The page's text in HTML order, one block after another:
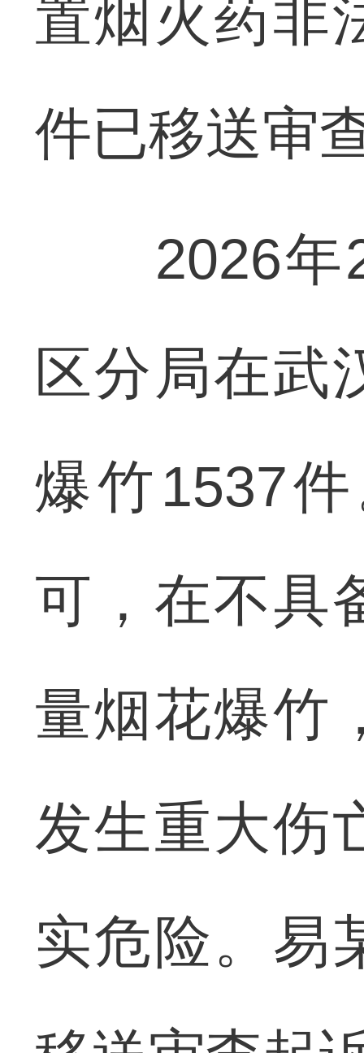
置烟火药非
件已移送审
2026年2
区分局在武
爆竹1537
可，在不具
量烟花爆竹
发生重大伤
实危险。易